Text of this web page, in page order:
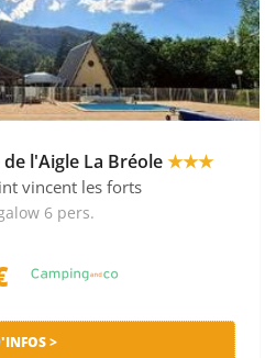
l'Aigle La Bréole★★★
vincent les forts
6 pers.
>